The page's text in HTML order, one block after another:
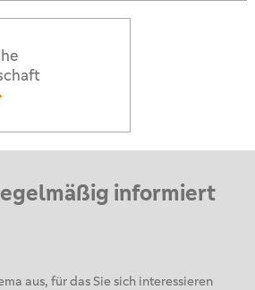
informiert
aus, für das Sie sich interessieren